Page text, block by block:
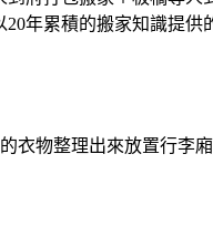
年累積的搬家知識提供
物整理出來放置行李